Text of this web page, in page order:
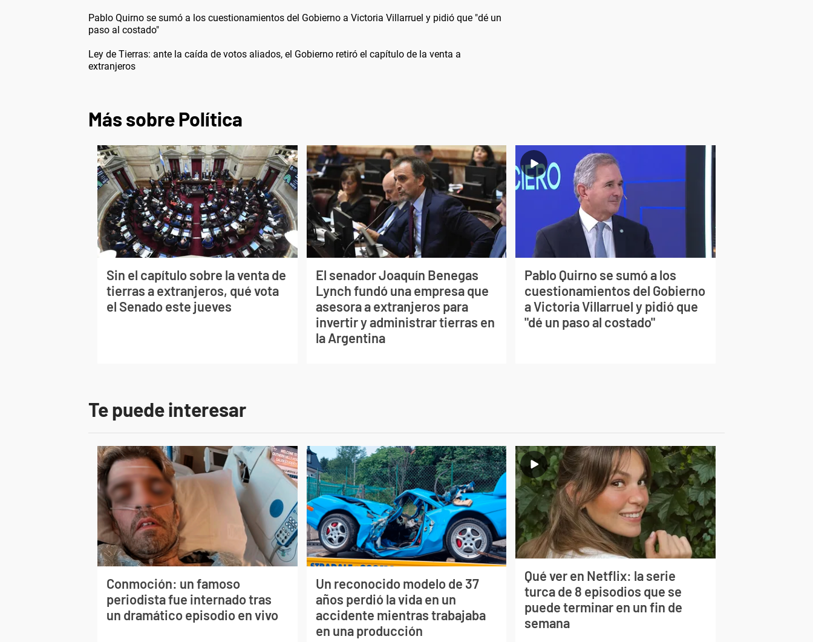
Pablo Quirno se sumó a los cuestionamientos del Gobierno a Victoria Villarruel y pidió que "dé un
paso al costado"
Ley de Tierras: ante la caída de votos aliados, el Gobierno retiró el capítulo de la venta a
extranjeros
Más sobre Política
Sin el capítulo sobre la venta de
tierras a extranjeros, qué vota
el Senado este jueves
El senador Joaquín Benegas
Lynch fundó una empresa que
asesora a extranjeros para
invertir y administrar tierras en
la Argentina
Pablo Quirno se sumó a los
cuestionamientos del Gobierno
a Victoria Villarruel y pidió que
"dé un paso al costado"
Te puede interesar
Conmoción: un famoso
periodista fue internado tras
un dramático episodio en vivo
Un reconocido modelo de 37
años perdió la vida en un
accidente mientras trabajaba
en una producción
Qué ver en Netflix: la serie
turca de 8 episodios que se
puede terminar en un fin de
semana